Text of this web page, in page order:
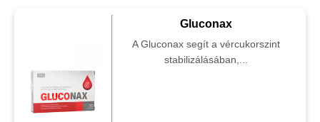
Gluconax
A Gluconax segít a vércukorszint
stabilizálásában,...